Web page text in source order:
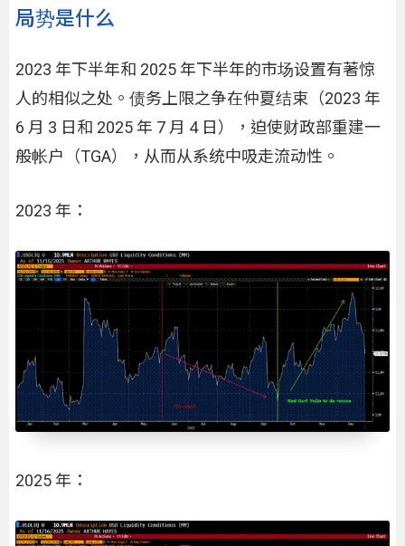
局势是什么
2023 年下半年和 2025 年下半年的市场设置有著惊
人的相似之处。债务上限之争在仲夏结束（2023 年
6 月 3 日和 2025 年 7 月 4 日），迫使财政部重建一
般帐户（TGA），从而从系统中吸走流动性。
2023 年：
2025 年：